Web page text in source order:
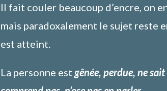
Il fait couler beaucoup d’encre, on
mais paradoxalement le sujet reste
est atteint.
La personne est gênée, perdue, ne